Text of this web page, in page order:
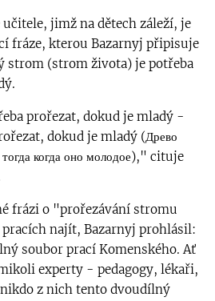
jimž na dětech záleží, je
fráze, kterou Bazarnyj připisuje
strom (strom života) je potřeba
prořezat, dokud je mladý -
dokud je mladý (Древо
тогда когда оно молодое)," cituje
frázi o "prořezávání stromu
najít, Bazarnyj prohlásil:
soubor prací Komenského. Ať
experty - pedagogy, lékaři,
z nich tento dvoudílný